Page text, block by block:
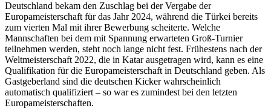
Deutschland bekam den Zuschlag bei der Vergabe der
Europameisterschaft für das Jahr 2024, während die Türkei bereits
zum vierten Mal mit ihrer Bewerbung scheiterte. Welche
Mannschaften bei dem mit Spannung erwarteten Groß-Turnier
teilnehmen werden, steht noch lange nicht fest. Frühestens nach der
Weltmeisterschaft 2022, die in Katar ausgetragen wird, kann es eine
Qualifikation für die Europameisterschaft in Deutschland geben. Als
Gastgeberland sind die deutschen Kicker wahrscheinlich
automatisch qualifiziert – so war es zumindest bei den letzten
Europameisterschaften.